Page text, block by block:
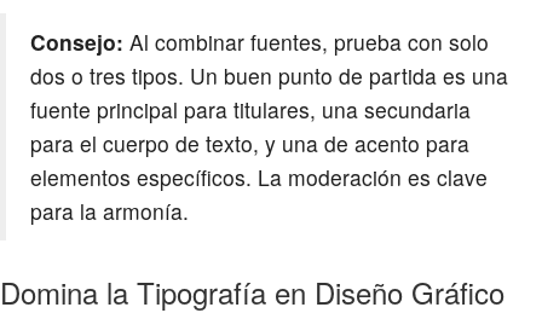
Consejo: Al combinar fuentes, prueba con solo
dos o tres tipos. Un buen punto de partida es una
fuente principal para titulares, una secundaria
para el cuerpo de texto, y una de acento para
elementos específicos. La moderación es clave
para la armonía.
Domina la Tipografía en Diseño Gráfico